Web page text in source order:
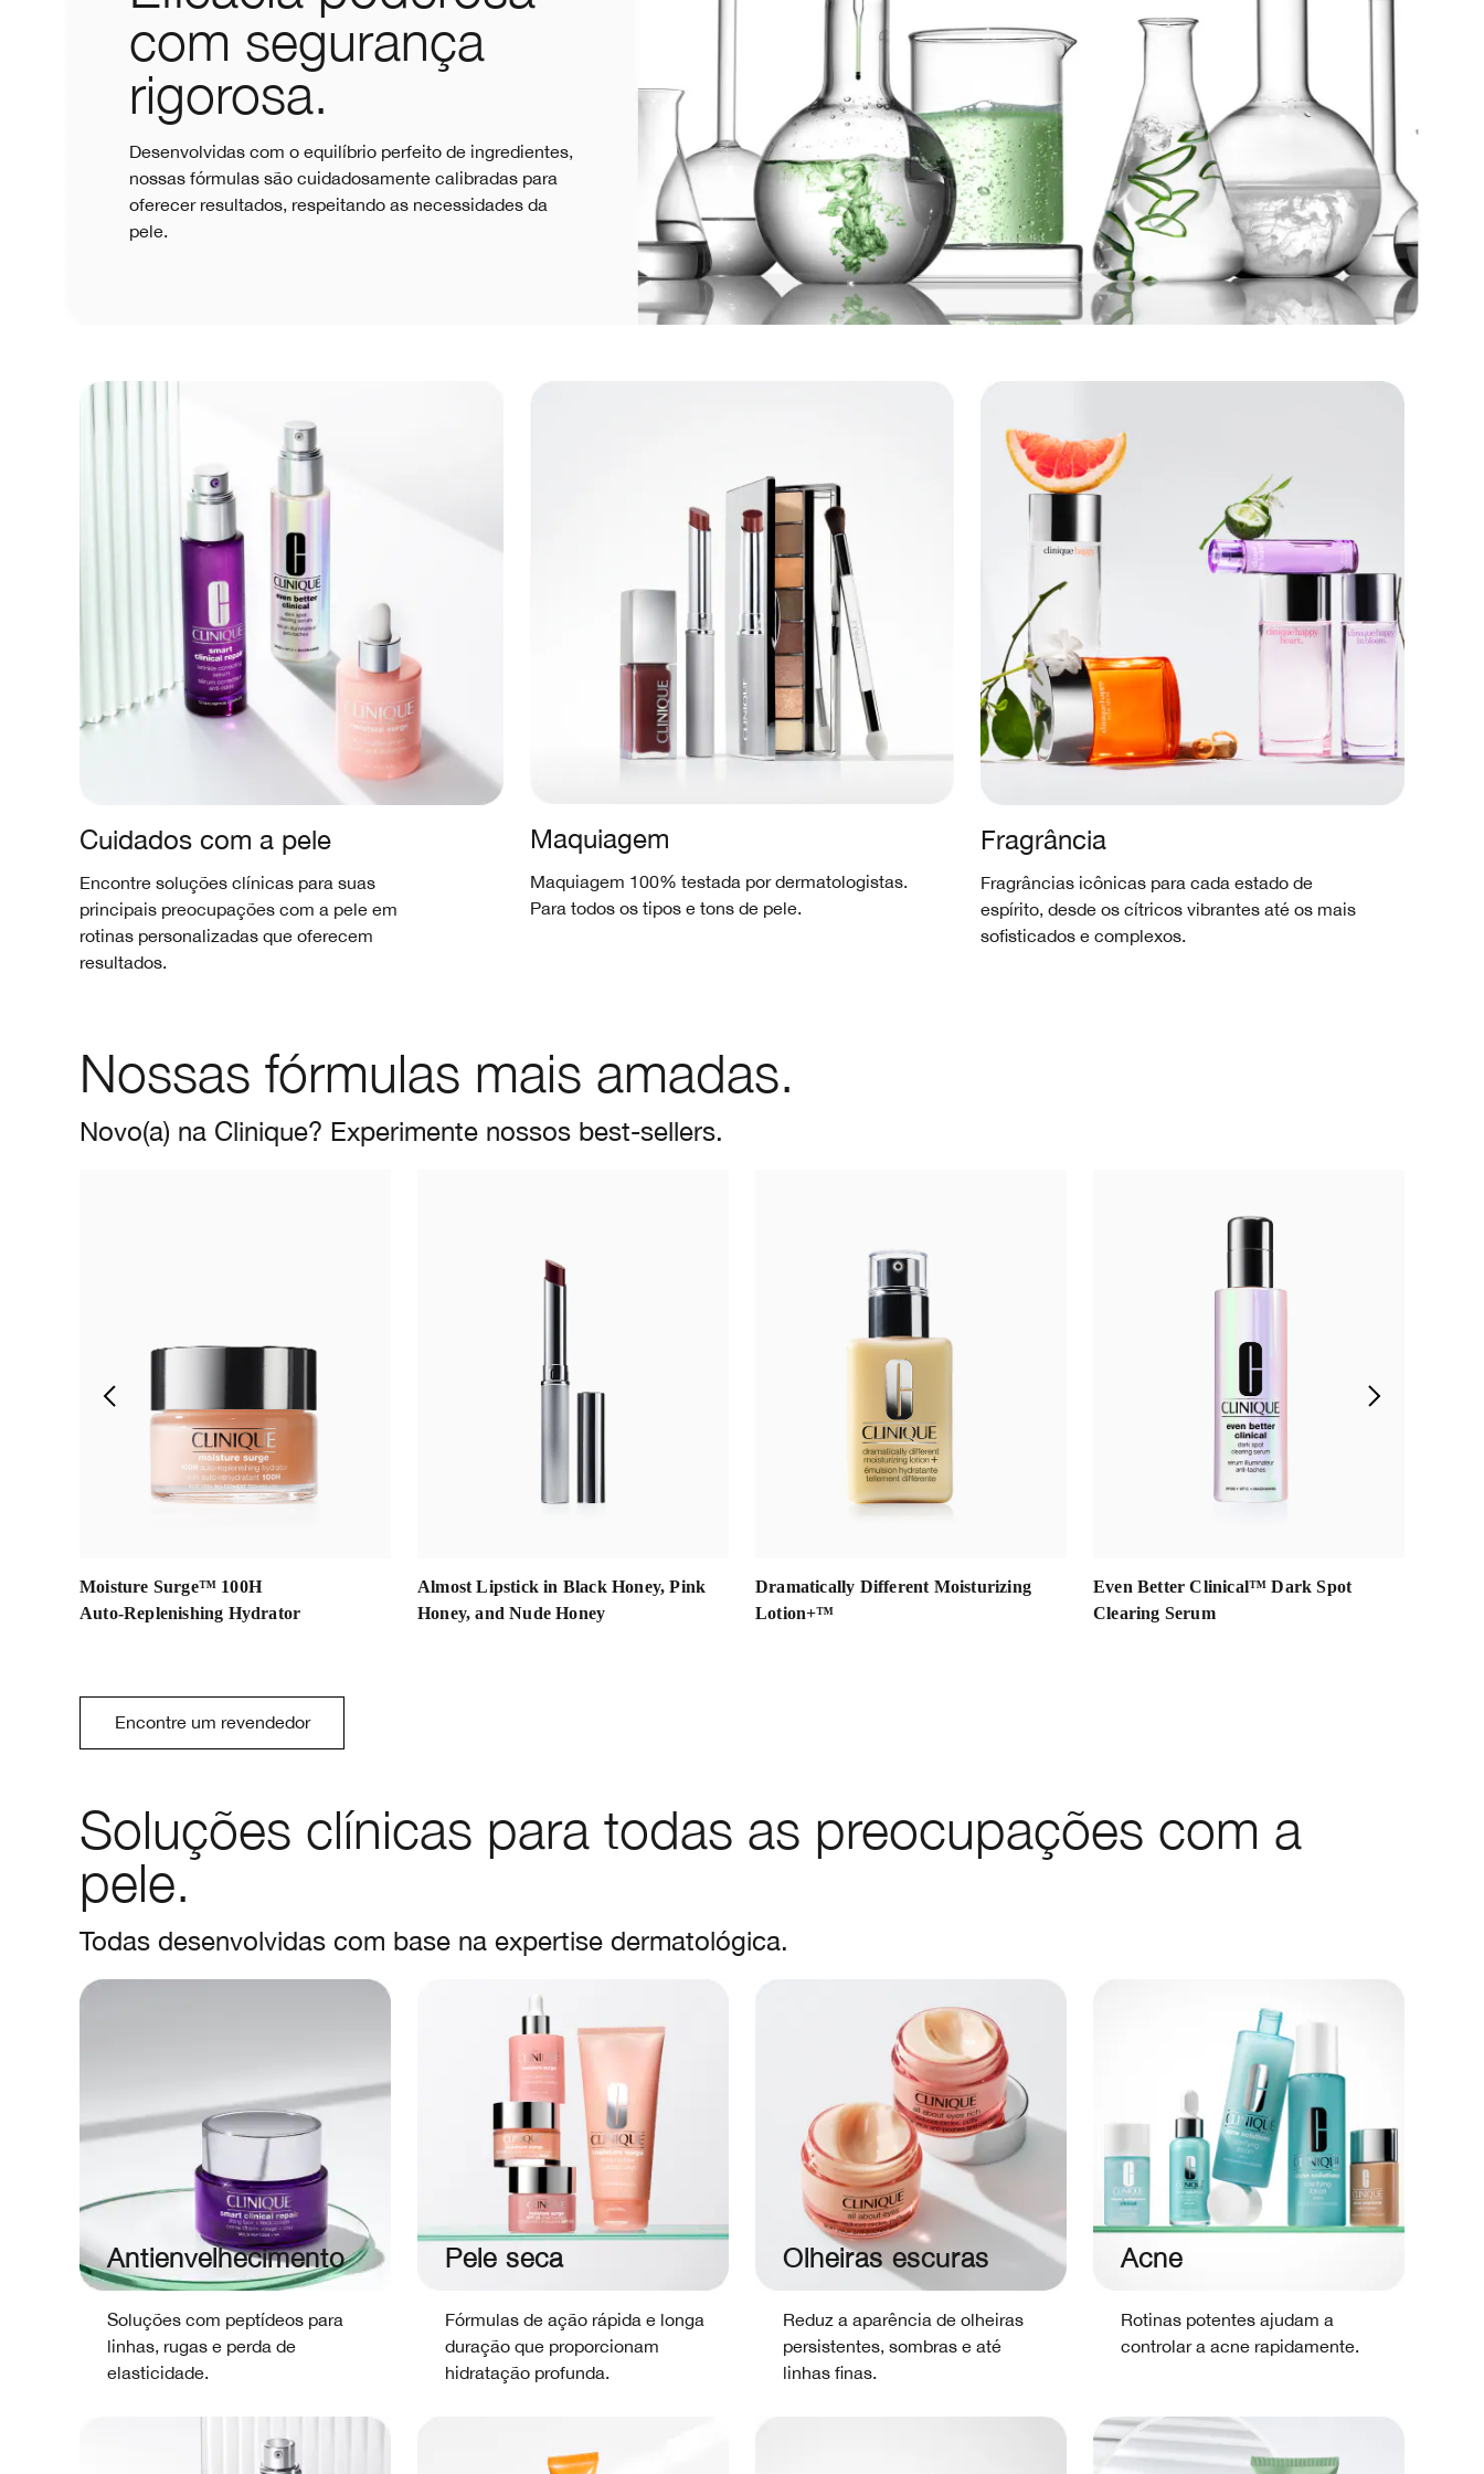
com segurança
rigorosa.
Desenvolvidas com o equilíbrio perfeito de ingredientes,
nossas fórmulas são cuidadosamente calibradas para
oferecer resultados, respeitando as necessidades da
pele.
Cuidados com a pele
Encontre soluções clínicas para suas
principais preocupações com a pele em
rotinas personalizadas que oferecem
resultados.
Maquiagem
Maquiagem 100% testada por dermatologistas.
Para todos os tipos e tons de pele.
Fragrância
Fragrâncias icônicas para cada estado de
espírito, desde os cítricos vibrantes até os mais
sofisticados e complexos.
Nossas fórmulas mais amadas.
Novo(a) na Clinique? Experimente nossos best-sellers.
Moisture Surge™ 100H
Auto‑Replenishing Hydrator
Almost Lipstick in Black Honey, Pink
Honey, and Nude Honey
Dramatically Different Moisturizing
Lotion+™
Even Better Clinical™ Dark Spot
Clearing Serum
Encontre um revendedor
Soluções clínicas para todas as preocupações com a
pele.
Todas desenvolvidas com base na expertise dermatológica.
Antienvelhecimento
Soluções com peptídeos para
linhas, rugas e perda de
elasticidade.
Pele seca
Fórmulas de ação rápida e longa
duração que proporcionam
hidratação profunda.
Olheiras escuras
Reduz a aparência de olheiras
persistentes, sombras e até
linhas finas.
Acne
Rotinas potentes ajudam a
controlar a acne rapidamente.